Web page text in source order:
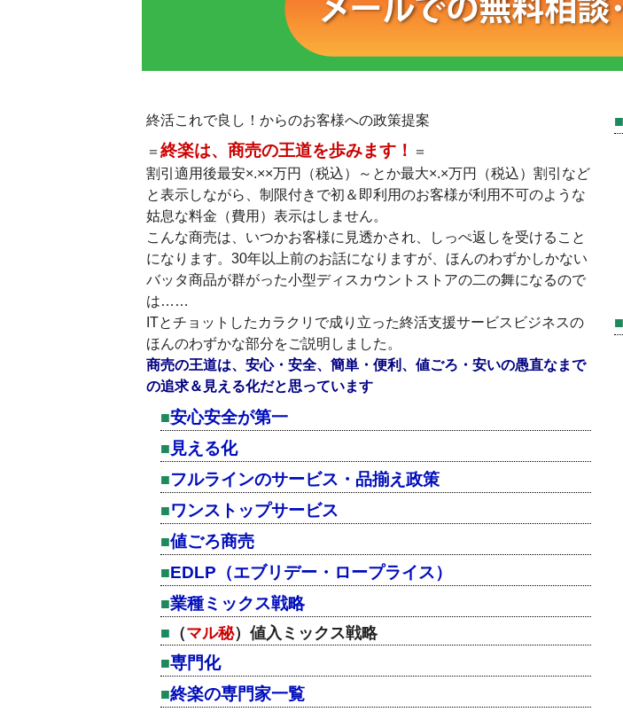
終活これで良し！からのお客様への政策提案
＝終楽は、商売の王道を歩みます！
＝
割引適用後最安×.××万円（税込）～とか最大×.×万円（税込）割引など
と表示しながら、制限付きで初＆即利用のお客様が利用不可のような
姑息な料金（費用）表示はしません。
こんな商売は、いつかお客様に見透かされ、しっぺ返しを受けること
になります。30年以上前のお話になりますが、ほんのわずかしかない
バッタ商品が群がった小型ディスカウントストアの二の舞になるので
は……
ITとチョットしたカラクリで成り立った終活支援サービスビジネスの
ほんのわずかな部分をご説明しました。
商売の王道は、安心・安全、簡単・便利、値ごろ・安いの愚直なまで
の追求＆見える化だと思っています
安心安全が第一
見える化
フルラインのサービス・品揃え政策
ワンストップサービス
値ごろ商売
EDLP（エブリデー・ロープライス）
業種ミックス戦略
（マル秘）値入ミックス戦略
専門化
終楽の専門家一覧